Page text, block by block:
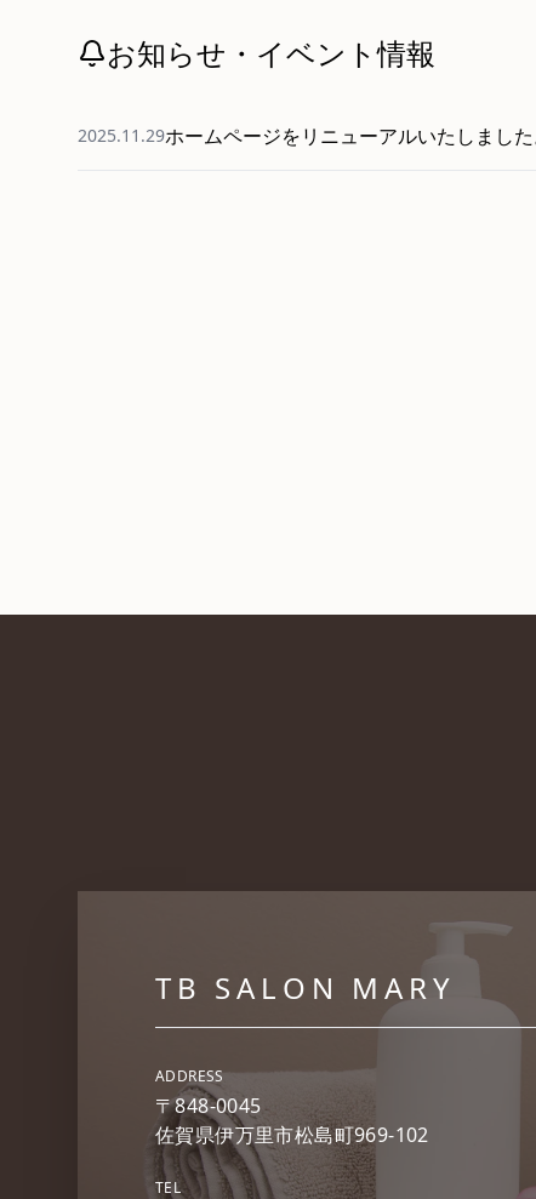
お知らせ・イベント情報
2025.11.29ホームページをリニューアルいたしました
TB SALON MARY
ADDRESS
〒848-0045
佐賀県伊万里市松島町969-102
TEL